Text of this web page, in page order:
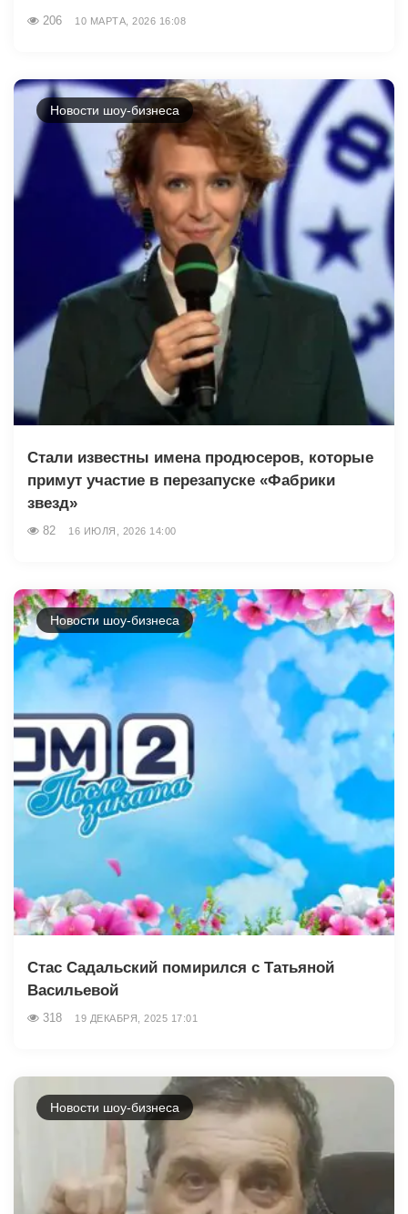
206 10 МАРТА, 2026 16:08
Новости шоу-бизнеса
Стали известны имена продюсеров, которые
примут участие в перезапуске «Фабрики
звезд»
82 16 ИЮЛЯ, 2026 14:00
Новости шоу-бизнеса
Стас Садальский помирился с Татьяной
Васильевой
318 19 ДЕКАБРЯ, 2025 17:01
Новости шоу-бизнеса